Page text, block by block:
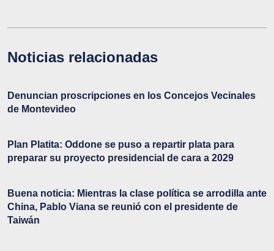
Noticias relacionadas
Denuncian proscripciones en los Concejos Vecinales
de Montevideo
Plan Platita: Oddone se puso a repartir plata para
preparar su proyecto presidencial de cara a 2029
Buena noticia: Mientras la clase política se arrodilla ante
China, Pablo Viana se reunió con el presidente de
Taiwán